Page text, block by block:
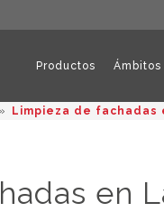
Productos
» Limpieza de fachadas
en